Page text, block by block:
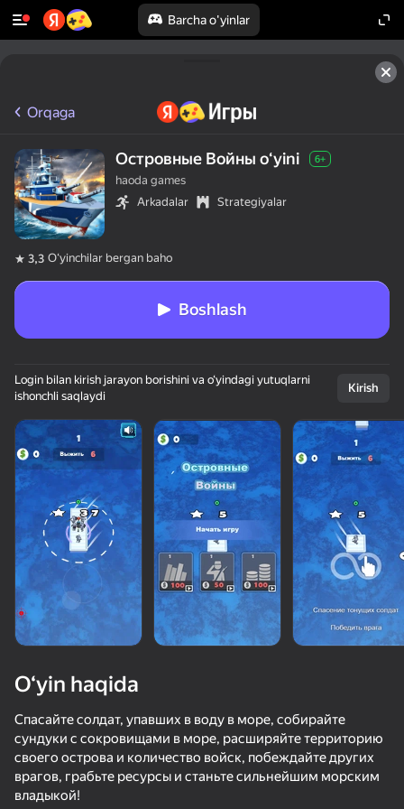
Barcha o'yinlar
Orqaga
Островные Войны oʻyini 6+
haoda games
Arkadalar
Strategiyalar
3,3 Oʻyinchilar bergan baho
Boshlash
Login bilan kirish jarayon borishini va o‘yindagi yutuqlarni
ishonchli saqlaydi
Kirish
O‘yin haqida
Спасайте солдат, упавших в воду в море, собирайте
сундуки с сокровищами в море, расширяйте территорию
своего острова и количество войск, побеждайте других
врагов, грабьте ресурсы и станьте сильнейшим морским
владыкой!